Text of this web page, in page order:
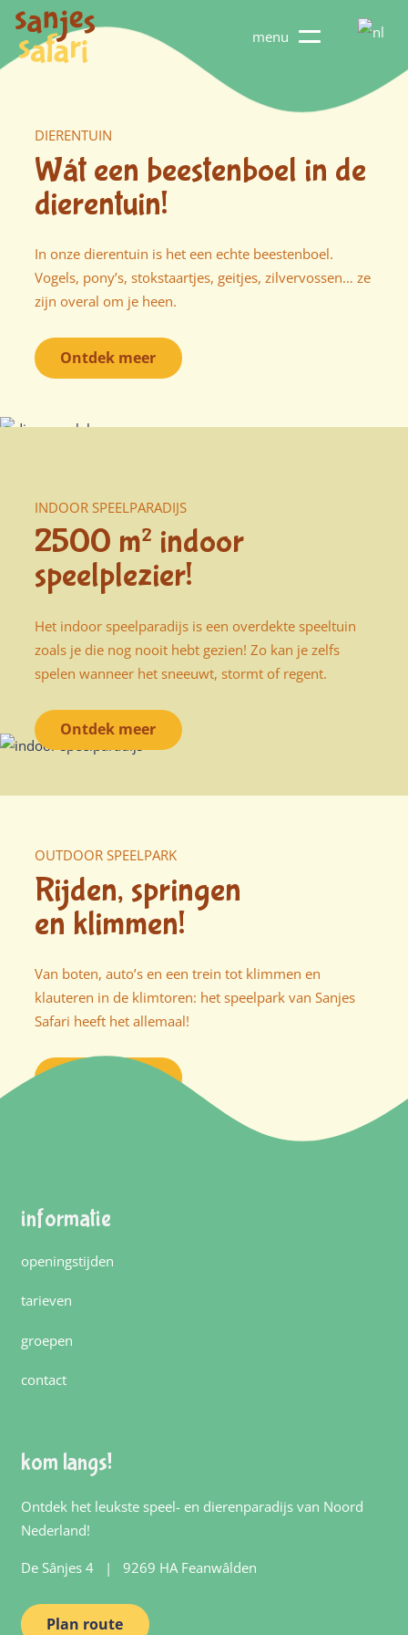
menu
DIERENTUIN
Wát een beestenboel in de
dierentuin!
In onze dierentuin is het een echte beestenboel.
Vogels, pony’s, stokstaartjes, geitjes, zilvervossen… ze
zijn overal om je heen.
Ontdek meer
INDOOR SPEELPARADIJS
2500 m² indoor
speelplezier!
Het indoor speelparadijs is een overdekte speeltuin
zoals je die nog nooit hebt gezien! Zo kan je zelfs
spelen wanneer het sneeuwt, stormt of regent.
Ontdek meer
OUTDOOR SPEELPARK
Rijden, springen
en klimmen!
Van boten, auto’s en een trein tot klimmen en
klauteren in de klimtoren: het speelpark van Sanjes
Safari heeft het allemaal!
informatie
openingstijden
tarieven
groepen
contact
kom langs!
Ontdek het leukste speel- en dierenparadijs van Noord
Nederland!
De Sânjes 4 | 9269 HA Feanwâlden
Plan route